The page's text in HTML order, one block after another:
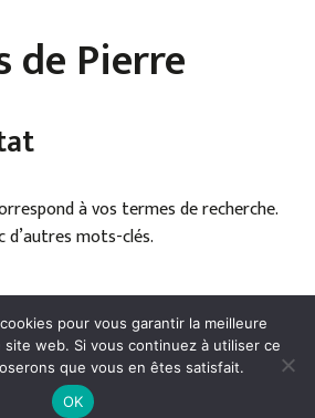
de Pierre
à vos termes de recherche.
d’autres mots-clés.
de confidentialité
pour vous garantir la meilleure
web. Si vous continuez à utiliser ce
que vous en êtes satisfait.
OK